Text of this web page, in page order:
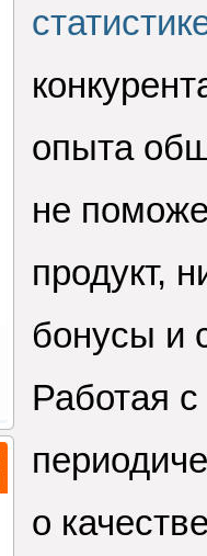
опыта
не
продукт,
бонусы и
Работая
о